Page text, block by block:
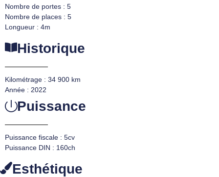
Nombre de portes : 5
Nombre de places : 5
Longueur : 4m
Historique
Kilométrage : 34 900 km
Année : 2022
Puissance
Puissance fiscale : 5cv
Puissance DIN : 160ch
Esthétique